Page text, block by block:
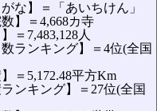
な】＝「あいちけん」
】＝4,668カ寺
＝7,483,128人
数ランキング】＝4位(全国
＝5,172.48平方Km
ランキング】＝27位(全国